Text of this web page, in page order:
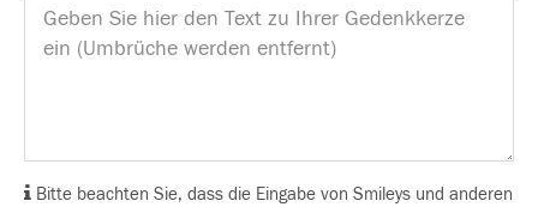
Bitte beachten Sie, dass die Eingabe von Smileys und anderen